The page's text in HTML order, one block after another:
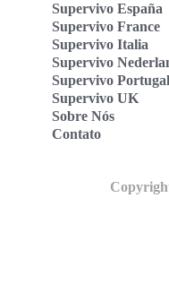
Supervivo España
Supervivo France
Supervivo Italia
Supervivo
Supervivo Portugal
Supervivo UK
Sobre Nós
Contato